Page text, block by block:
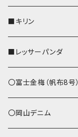
その他
リールのみ
ストラップ付
AppleWatchバンド
L字ファスナー財布
その他
■キリン
■レッサーパンダ
〇富士金梅（帆布8号）
〇岡山デニム